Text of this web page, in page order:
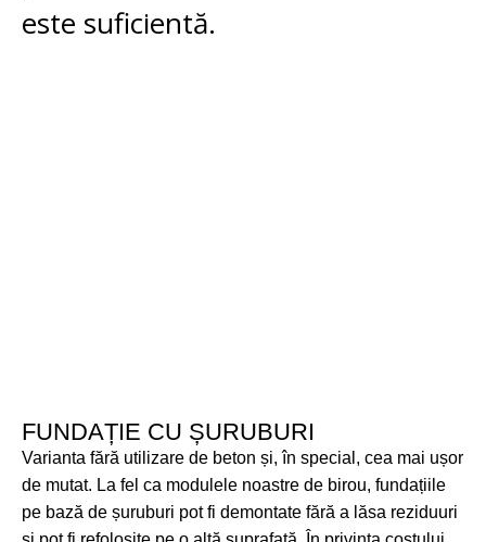
este suficientă.
FUNDAȚIE CU ȘURUBURI
Varianta fără utilizare de beton și, în special, cea mai ușor
de mutat. La fel ca modulele noastre de birou, fundațiile
pe bază de șuruburi pot fi demontate fără a lăsa reziduuri